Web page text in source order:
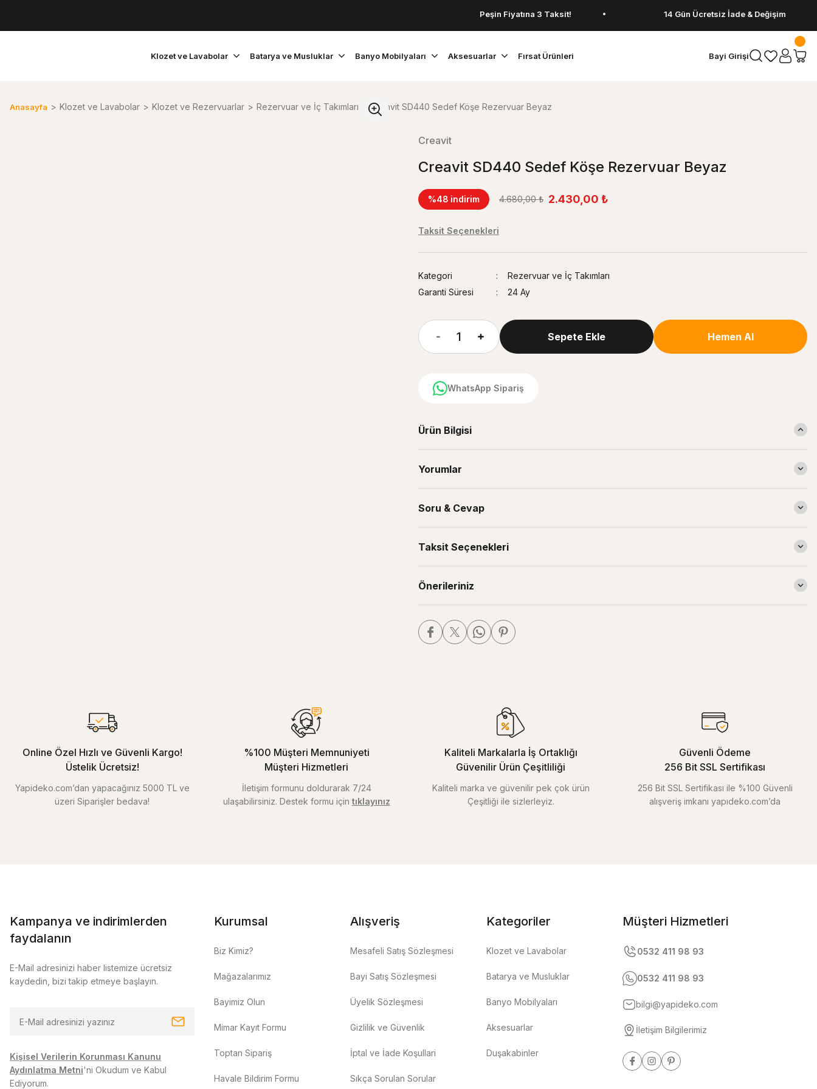
Peşin Fiyatına 3 Taksit! 14 Gün Ücretsiz İade & Değişim
Klozet ve Lavabolar Batarya ve Musluklar Banyo Mobilyaları Aksesuarlar Fırsat Ürünleri Bayi Girişi
Anasayfa Klozet ve Lavabolar Klozet ve Rezervuarlar Rezervuar ve İç Takımları Creavit SD440 Sedef Köşe Rezervuar Beyaz
Creavit
Creavit SD440 Sedef Köşe Rezervuar Beyaz
%48 indirim 4.680,00 ₺ 2.430,00 ₺
Taksit Seçenekleri
Kategori
Rezervuar ve İç Takımları
Garanti Süresi
24 Ay
Sepete Ekle Hemen Al
WhatsApp Sipariş
Ürün Bilgisi
Yorumlar
Soru & Cevap
Taksit Seçenekleri
Önerileriniz
Online Özel Hızlı ve Güvenli Kargo!
Üstelik Ücretsiz!
Yapideko.com’dan yapacağınız 5000 TL ve
üzeri Siparişler bedava!
%100 Müşteri Memnuniyeti
Müşteri Hizmetleri
İletişim formunu doldurarak 7/24
ulaşabilirsiniz. Destek formu için tıklayınız
Kaliteli Markalarla İş Ortaklığı
Güvenilir Ürün Çeşitliliği
Kaliteli marka ve güvenilir pek çok ürün
Çeşitliği ile sizlerleyiz.
Güvenli Ödeme
256 Bit SSL Sertifikası
256 Bit SSL Sertifikası ile %100 Güvenli
alışveriş imkanı yapıdeko.com’da
Kampanya ve indirimlerden
faydalanın
E-Mail adresinizi haber listemize ücretsiz
kaydedin, bizi takip etmeye başlayın.
Kişisel Verilerin Korunması Kanunu
Aydınlatma Metni'ni Okudum ve Kabul
Ediyorum.
Kurumsal
Biz Kimiz?
Mağazalarımız
Bayimiz Olun
Mimar Kayıt Formu
Toptan Sipariş
Havale Bildirim Formu
Alışveriş
Mesafeli Satış Sözleşmesi
Bayi Satış Sözleşmesi
Üyelik Sözleşmesi
Gizlilik ve Güvenlik
İptal ve İade Koşullari
Sıkça Sorulan Sorular
Kategoriler
Klozet ve Lavabolar
Batarya ve Musluklar
Banyo Mobilyaları
Aksesuarlar
Duşakabinler
Müşteri Hizmetleri
0532 411 98 93
0532 411 98 93
bilgi@yapideko.com
İletişim Bilgilerimiz